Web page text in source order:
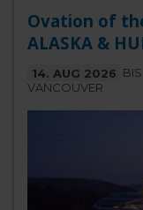
Ovation of
ALASKA &
14. AUG 2026 BIS
VANCOUVER